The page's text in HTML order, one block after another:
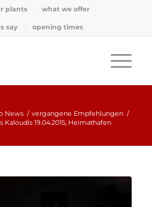
plants what we offer
say opening times
News / vergangene Empfehlungen /
19.04.2015, Heimathafen